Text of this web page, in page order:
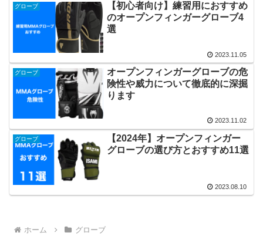
グローブ
【初心者向け】練習用におすすめ
のオープンフィンガーグローブ4
選
2023.11.05
グローブ
オープンフィンガーグローブの危
険性や威力について徹底的に深掘
ります
2023.11.02
グローブ
【2024年】オープンフィンガー
グローブの選び方とおすすめ11選
2023.08.10
ホーム グローブ